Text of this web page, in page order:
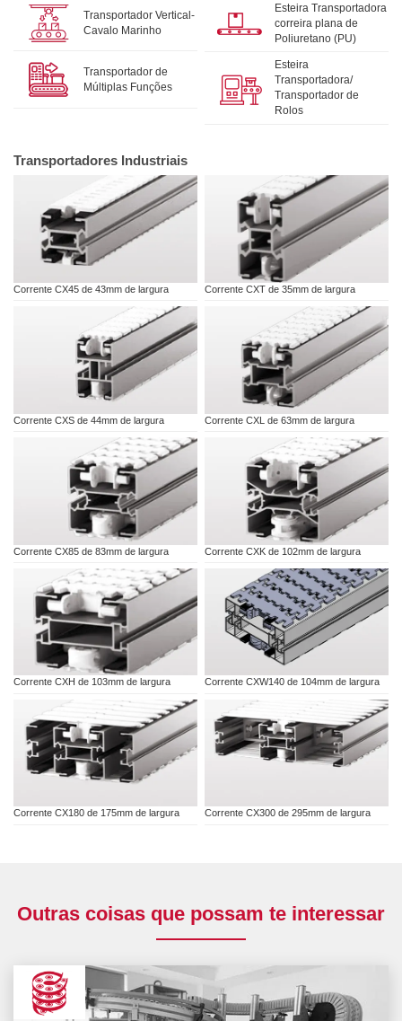
Transportador Vertical-
Cavalo Marinho
Esteira Transportadora
correira plana de
Poliuretano (PU)
Transportador de
Múltiplas Funções
Esteira
Transportadora/
Transportador de
Rolos
Transportadores Industriais
Corrente CX45 de 43mm de largura Corrente CXT de 35mm de largura
Corrente CXS de 44mm de largura Corrente CXL de 63mm de largura
Corrente CX85 de 83mm de largura Corrente CXK de 102mm de largura
Corrente CXH de 103mm de largura Corrente CXW140 de 104mm de largura
Corrente CX180 de 175mm de largura Corrente CX300 de 295mm de largura
Outras coisas que possam te interessar